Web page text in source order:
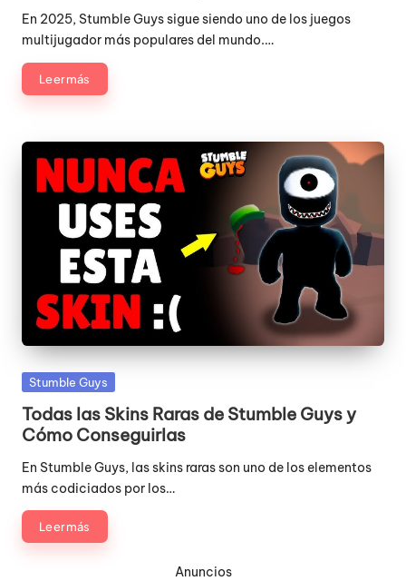
En 2025, Stumble Guys sigue siendo uno de los juegos
multijugador más populares del mundo.…
Leer más
Publicada
Stumble Guys
Todas las Skins Raras de Stumble Guys y
Cómo Conseguirlas
En Stumble Guys, las skins raras son uno de los elementos
más codiciados por los…
Leer más
Anuncios